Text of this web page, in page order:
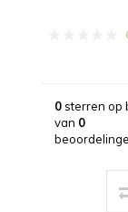
0sterren op
van 0